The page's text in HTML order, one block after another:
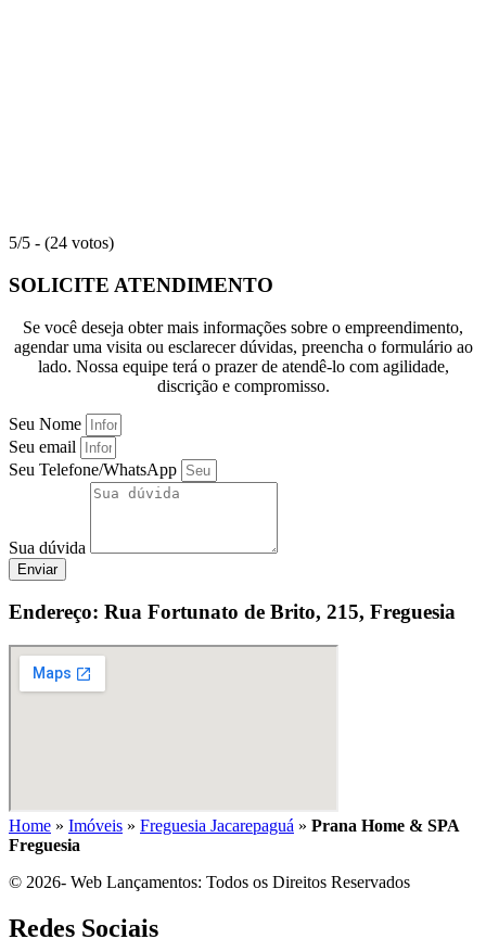
5/5 - (24 votos)
SOLICITE ATENDIMENTO
Se você deseja obter mais informações sobre o empreendimento,
agendar uma visita ou esclarecer dúvidas, preencha o formulário ao
lado. Nossa equipe terá o prazer de atendê-lo com agilidade,
discrição e compromisso.
Seu Nome
Seu email
Seu Telefone/WhatsApp
Sua dúvida
Enviar
Endereço: Rua Fortunato de Brito, 215, Freguesia
Home » Imóveis » Freguesia Jacarepaguá » Prana Home & SPA
Freguesia
© 2026- Web Lançamentos: Todos os Direitos Reservados
Redes Sociais